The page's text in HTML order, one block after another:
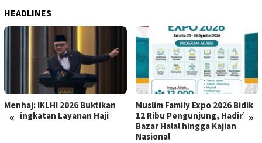
HEADLINES
« »
Menhaj: IKLHI 2026 Buktikan
Peningkatan Layanan Haji
Muslim Family Expo 2026 Bidik
12 Ribu Pengunjung, Hadirkan
Bazar Halal hingga Kajian
Nasional